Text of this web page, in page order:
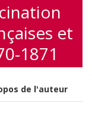
et
1871
de l'auteur